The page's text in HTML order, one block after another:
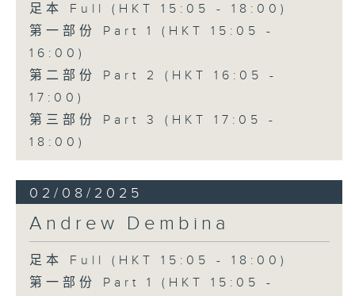
足本 Full (HKT 15:05 - 18:00)
第一部份 Part 1 (HKT 15:05 -
16:00)
第二部份 Part 2 (HKT 16:05 -
17:00)
第三部份 Part 3 (HKT 17:05 -
18:00)
02/08/2025
Andrew Dembina
足本 Full (HKT 15:05 - 18:00)
第一部份 Part 1 (HKT 15:05 -